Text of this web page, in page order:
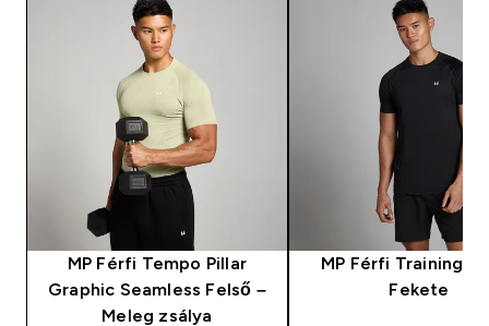
MP Férfi Tempo Pillar
Graphic Seamless Felső –
Meleg zsálya
MP Férfi Training
Fekete